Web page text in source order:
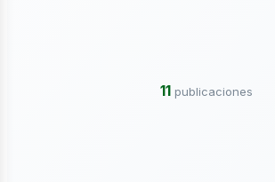
11 publicaciones